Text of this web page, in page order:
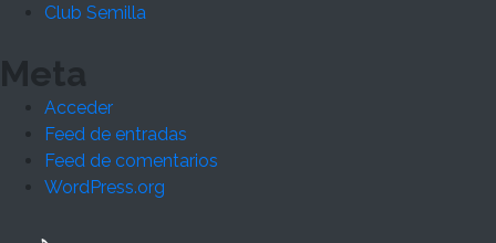
Club Semilla
Meta
Acceder
Feed de entradas
Feed de comentarios
WordPress.org